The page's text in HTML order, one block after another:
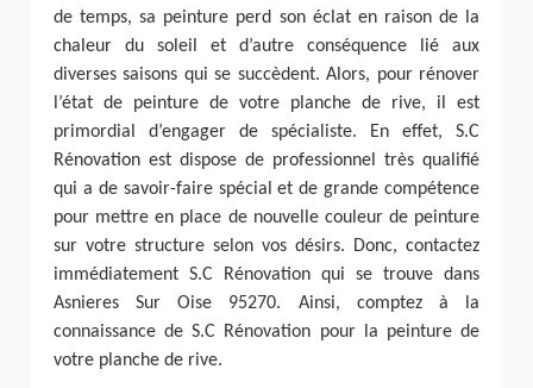
de temps, sa peinture perd son éclat en raison de la
chaleur du soleil et d’autre conséquence lié aux
diverses saisons qui se succèdent. Alors, pour rénover
l’état de peinture de votre planche de rive, il est
primordial d’engager de spécialiste. En effet, S.C
Rénovation est dispose de professionnel très qualifié
qui a de savoir-faire spécial et de grande compétence
pour mettre en place de nouvelle couleur de peinture
sur votre structure selon vos désirs. Donc, contactez
immédiatement S.C Rénovation qui se trouve dans
Asnieres Sur Oise 95270. Ainsi, comptez à la
connaissance de S.C Rénovation pour la peinture de
votre planche de rive.